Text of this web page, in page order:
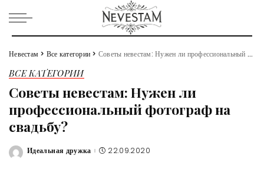
Невестам > Все категории > Советы невестам: Нужен ли профессиональный фотограф на свадьбу?
ВСЕ КАТЕГОРИИ
Советы невестам: Нужен ли
профессиональный фотограф на
свадьбу?
Posted
Идеальная дружка 22.09.2020